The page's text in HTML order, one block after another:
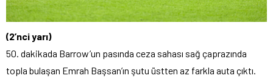
(2’nci yarı)
50. dakikada Barrow’un pasında ceza sahası sağ çaprazında
topla bulaşan Emrah Başsan’ın şutu üstten az farkla auta çıktı.